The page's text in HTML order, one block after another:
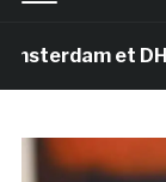
et DHL